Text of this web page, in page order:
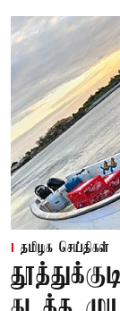
தமிழக செய்திகள்